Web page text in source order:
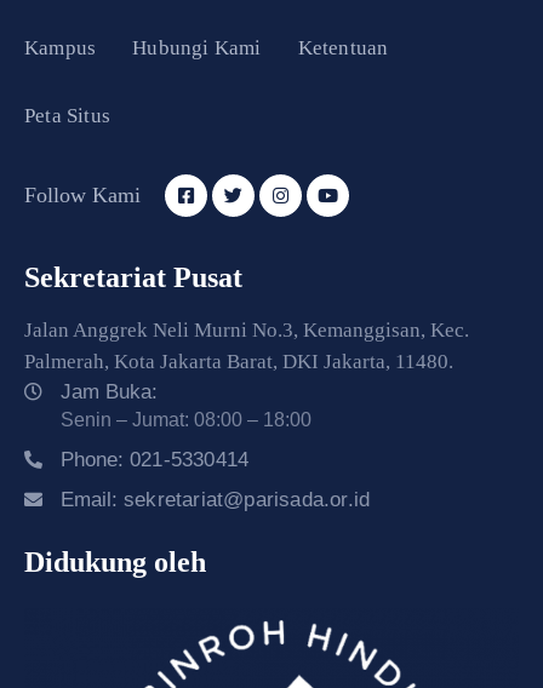
Kampus Hubungi Kami Ketentuan
Peta Situs
Follow Kami
Sekretariat Pusat
Jalan Anggrek Neli Murni No.3, Kemanggisan, Kec.
Palmerah, Kota Jakarta Barat, DKI Jakarta, 11480.
Jam Buka:
Senin – Jumat: 08:00 – 18:00
Phone: 021-5330414
Email: sekretariat@parisada.or.id
Didukung oleh